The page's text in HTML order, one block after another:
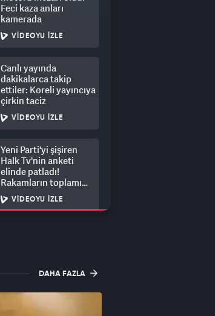
Feci kaza anları
kamerada
VIDEOYU İZLE
Canlı yayında
dakikalarca takip
ettiler: Koreli yayıncıya
çirkin taciz
VIDEOYU İZLE
Yeni Parti'yi şişiren
Halk Tv'nin anketi
elinde patladı!
Rakamların toplamı
dalga konusu oldu
VIDEOYU İZLE
DAHA FAZLA